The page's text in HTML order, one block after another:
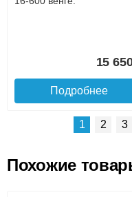
15
Подробнее
1 2 3
Похожие